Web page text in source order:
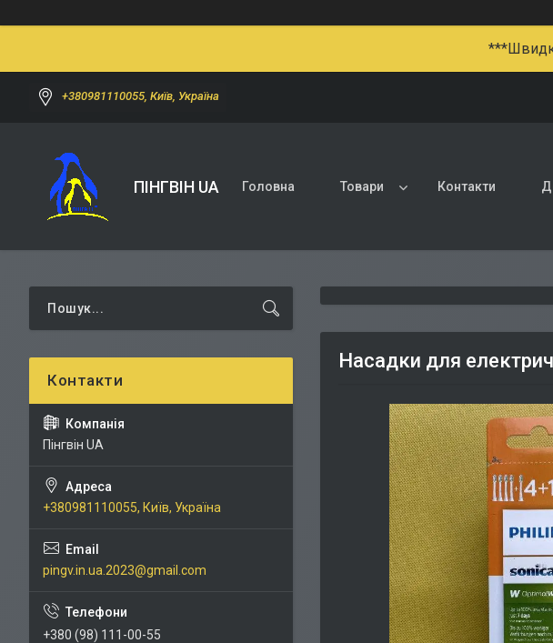
+380981110055, Київ, Україна
ПІНГВІН UA Головна Товари Контакти
Насадки для
Пінгвін UA
+380981110055, Київ, Україна
pingv.in.ua.2023@gmail.com
+380 (98) 111-00-55